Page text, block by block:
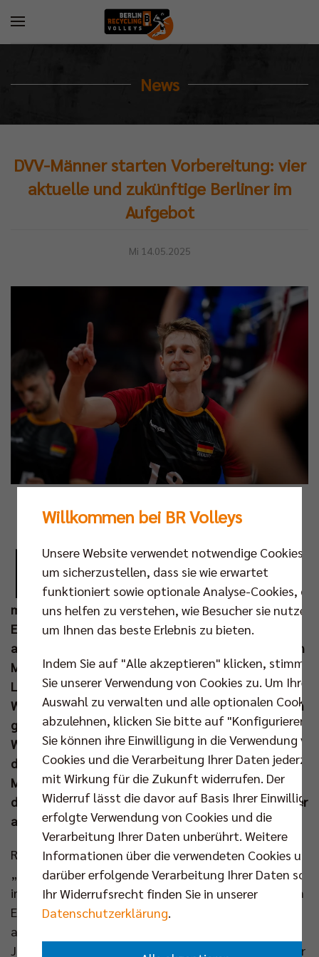
News
DVV-Männer starten Vorbereitung: vier
aktuelle und zukünftige Berliner im
Aufgebot
Mi 14.05.2025
D ie deutsche Nationalmannschaft ist in das
WM-Jahr gestartet. In Kienbaum bereitet
sich das Team aktuell auf die Saison vor –
mit dabei sind viele Talente und neue Gesichter.
Erstes Highlight in diesem Sommer wird das
ausverkaufte Länderspiel gegen Italien am 25. Mai in
München. Anschließend steht die Volleyball Nations
League (VNL) an, wofür Bundestrainer Michal
Winiarski nun seinen 30er Kader benannt hat. Diesem
gehören mit Florian Krage, Daniel Malescha, Arthur
Wehner und Maximilian Treiter vier Spieler an, die in
der nächsten Spielzeit das Trikot des Deutschen
Meisters aus Berlin tragen werden. Zum Abschluss
des Sommers kämpfen die DVV-Männer im September
auf den Philippinen um den WM-Titel.
Rund 20 Spieler versammelte Co-Trainer Thomas
„Bob“ Ranner seit dem Trainingsauftakt Ende April
in Kienbaum um sich. Mit dabei waren unter anderem
Erik Röhrs, Lukas Maase und Jan Zimmermann, aber
auch zahlreiche neue Spieler wie Fabian Hosch,
Jannes Wiesner und Bastian Korreck. „Wir haben sehr
Willkommen bei BR Volleys
Unsere Website verwendet notwendige Cookies,
um sicherzustellen, dass sie wie erwartet
funktioniert sowie optionale Analyse-Cookies, die
uns helfen zu verstehen, wie Besucher sie nutzen,
um Ihnen das beste Erlebnis zu bieten.
Indem Sie auf "Alle akzeptieren" klicken, stimmen
Sie unserer Verwendung von Cookies zu. Um Ihre
Auswahl zu verwalten und alle optionalen Cookies
abzulehnen, klicken Sie bitte auf "Konfigurieren".
Sie können ihre Einwilligung in die Verwendung
Cookies und die Verarbeitung Ihrer Daten
mit Wirkung für die Zukunft widerrufen. Der
Widerruf lässt die davor auf Basis Ihrer
erfolgte Verwendung von Cookies und die
Verarbeitung Ihrer Daten unberührt. Weitere
Informationen über die verwendeten Cookies und
darüber erfolgende Verarbeitung Ihrer Daten
Ihr Widerrufsrecht finden Sie in unserer
Datenschutzerklärung.